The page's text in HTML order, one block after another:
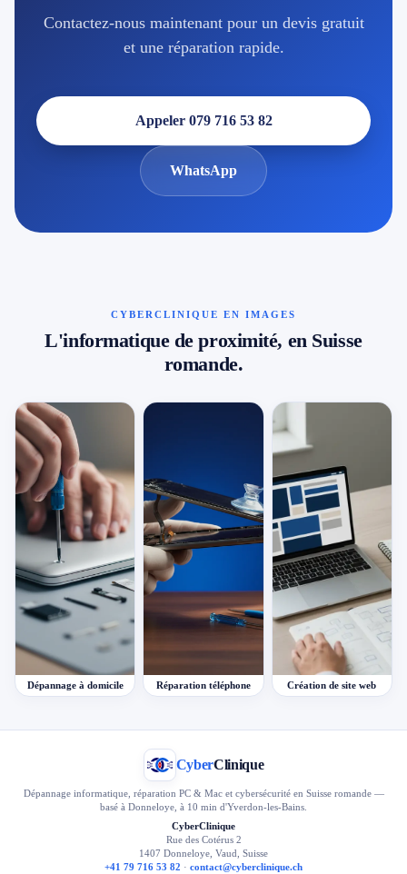
Contactez-nous maintenant pour un devis gratuit
et une réparation rapide.
Appeler 079 716 53 82
WhatsApp
CYBERCLINIQUE EN IMAGES
L'informatique de proximité, en Suisse
romande.
Dépannage à domicile Réparation téléphone Création de site web
CyberClinique
Dépannage informatique, réparation PC & Mac et cybersécurité en Suisse romande —
basé à Donneloye, à 10 min d'Yverdon-les-Bains.
CyberClinique
Rue des Cotérus 2
1407 Donneloye, Vaud, Suisse
+41 79 716 53 82 · contact@cyberclinique.ch